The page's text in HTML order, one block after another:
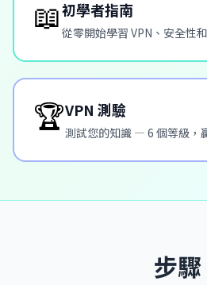
📖初學者指南
從零開始學習 VPN、安全性
🏆VPN 測驗
測試您的知識 — 6 個等級，
步驟